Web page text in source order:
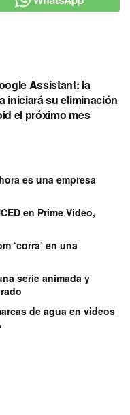
Assistant: la
iniciará su eliminación
el próximo mes
es una empresa
en Prime Video,
‘corra’ en una
serie animada y
de agua en videos